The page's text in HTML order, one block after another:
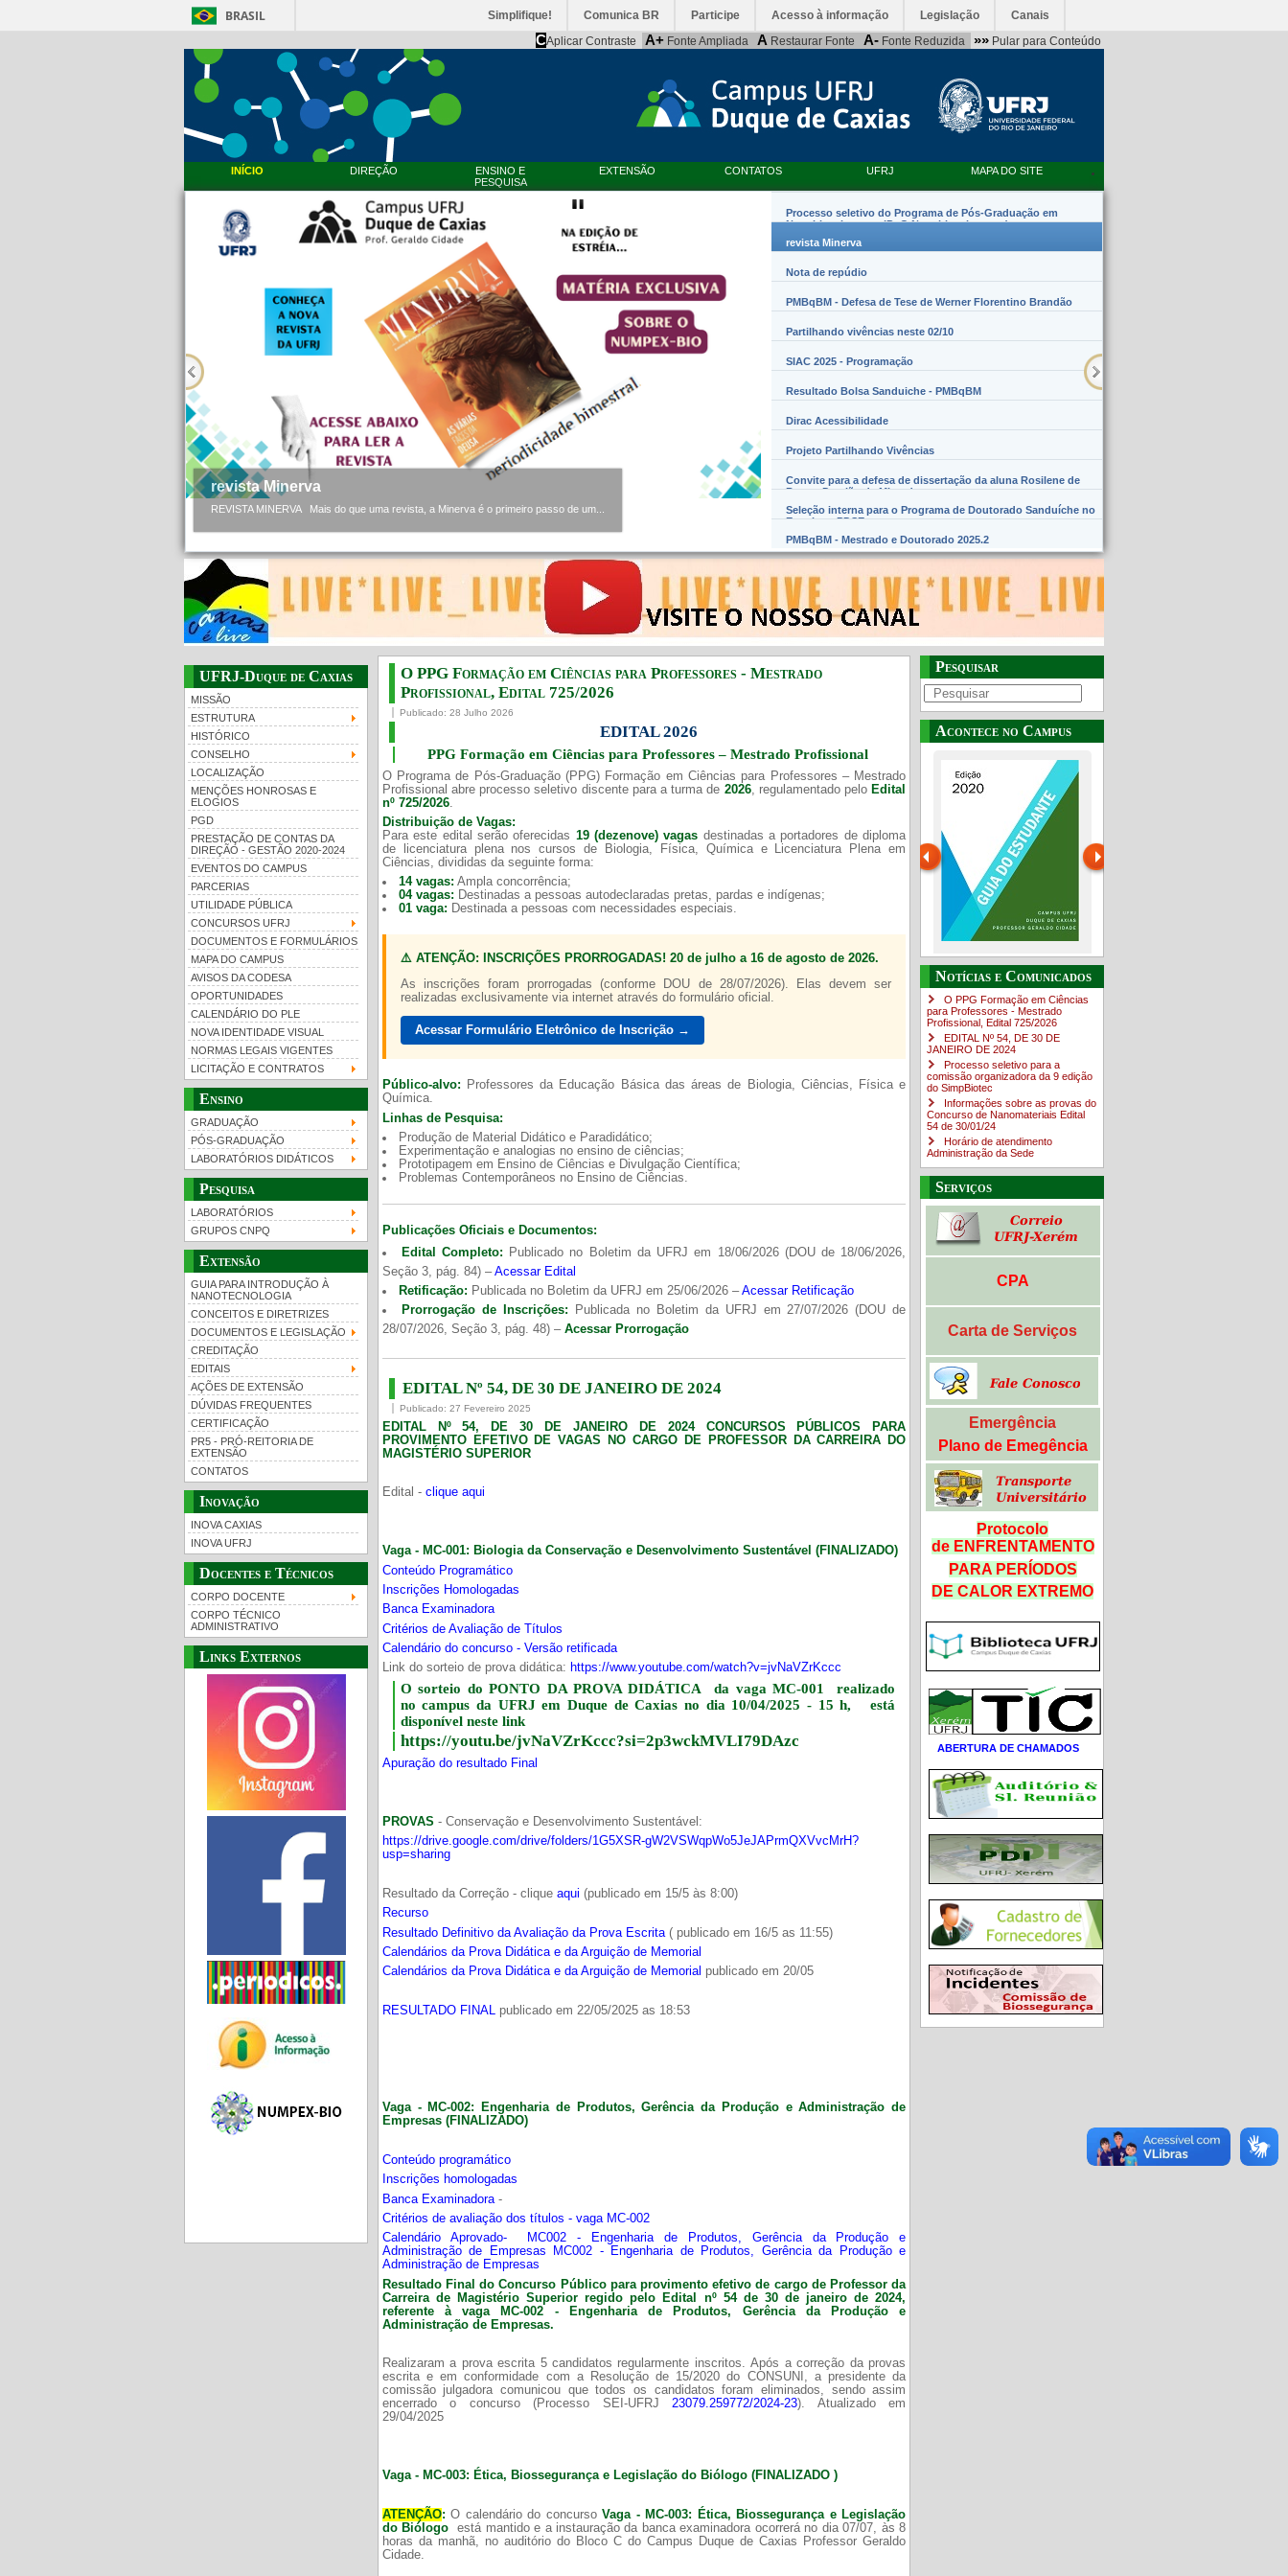
BRASIL Simplifique! Comunica BR Participe Acesso à informação Legislação Canais
CAplicar Contraste A+ Fonte Ampliada A Restaurar Fonte A- Fonte Reduzida »» Pular para Conteúdo
INÍCIO DIREÇÃO
ENSINO E
PESQUISA
EXTENSÃO CONTATOS UFRJ MAPA DO SITE
revista Minerva
REVISTA MINERVA Mais do que uma revista, a Minerva é o primeiro passo de um...
Processo seletivo do Programa de Pós-Graduação em
Nanobiossistemas (PpG Nanobiossistemas)
revista Minerva
Nota de repúdio
PMBqBM - Defesa de Tese de Werner Florentino Brandão
Partilhando vivências neste 02/10
SIAC 2025 - Programação
Resultado Bolsa Sanduiche - PMBqBM
Dirac Acessibilidade
Projeto Partilhando Vivências
Convite para a defesa de dissertação da aluna Rosilene de
Barros Damião de Miranda
Seleção interna para o Programa de Doutorado Sanduíche no
Exterior – PDSE
PMBqBM - Mestrado e Doutorado 2025.2
UFRJ-Duque de Caxias
MISSÃO
ESTRUTURA
HISTÓRICO
CONSELHO
LOCALIZAÇÃO
MENÇÕES HONROSAS E
ELOGIOS
PGD
PRESTAÇÃO DE CONTAS DA
DIREÇÃO - GESTÃO 2020-2024
EVENTOS DO CAMPUS
PARCERIAS
UTILIDADE PÚBLICA
CONCURSOS UFRJ
DOCUMENTOS E FORMULÁRIOS
MAPA DO CAMPUS
AVISOS DA CODESA
OPORTUNIDADES
CALENDÁRIO DO PLE
NOVA IDENTIDADE VISUAL
NORMAS LEGAIS VIGENTES
LICITAÇÃO E CONTRATOS
Ensino
GRADUAÇÃO
PÓS-GRADUAÇÃO
LABORATÓRIOS DIDÁTICOS
Pesquisa
LABORATÓRIOS
GRUPOS CNPQ
Extensão
GUIA PARA INTRODUÇÃO À
NANOTECNOLOGIA
CONCEITOS E DIRETRIZES
DOCUMENTOS E LEGISLAÇÃO
CREDITAÇÃO
EDITAIS
AÇÕES DE EXTENSÃO
DÚVIDAS FREQUENTES
CERTIFICAÇÃO
PR5 - PRÓ-REITORIA DE
EXTENSÃO
CONTATOS
Inovação
INOVA CAXIAS
INOVA UFRJ
Docentes e Técnicos
CORPO DOCENTE
CORPO TÉCNICO
ADMINISTRATIVO
Links Externos
O PPG Formação em Ciências para Professores - Mestrado
Profissional, Edital ​725/202​6
Publicado: 28 Julho 2026
EDITAL 2026
PPG Formação em Ciências para Professores – Mestrado Profissional
O Programa de Pós-Graduação (PPG) Formação em Ciências para Professores – Mestrado
Profissional abre processo seletivo discente para a turma de 2026, regulamentado pelo Edital
nº 725/2026.
Distribuição de Vagas:
Para este edital serão oferecidas 19 (dezenove) vagas destinadas a portadores de diploma
de licenciatura plena nos cursos de Biologia, Física, Química e Licenciatura Plena em
Ciências, divididas da seguinte forma:
14 vagas: Ampla concorrência;
04 vagas: Destinadas a pessoas autodeclaradas pretas, pardas e indígenas;
01 vaga: Destinada a pessoas com necessidades especiais.
⚠️ ATENÇÃO: INSCRIÇÕES PRORROGADAS! 20 de julho a 16 de agosto de 2026.
As inscrições foram prorrogadas (conforme DOU de 28/07/2026). Elas devem ser
realizadas exclusivamente via internet através do formulário oficial.
Acessar Formulário Eletrônico de Inscrição →
Público-alvo: Professores da Educação Básica das áreas de Biologia, Ciências, Física e
Química.
Linhas de Pesquisa:
Produção de Material Didático e Paradidático;
Experimentação e analogias no ensino de ciências;
Prototipagem em Ensino de Ciências e Divulgação Científica;
Problemas Contemporâneos no Ensino de Ciências.
Publicações Oficiais e Documentos:
Edital Completo: Publicado no Boletim da UFRJ em 18/06/2026 (DOU de 18/06/2026,
Seção 3, pág. 84) –Acessar Edital
Retificação: Publicada no Boletim da UFRJ em 25/06/2026 –Acessar Retificação
Prorrogação de Inscrições: Publicada no Boletim da UFRJ em 27/07/2026 (DOU de
28/07/2026, Seção 3, pág. 48) – Acessar Prorrogação
EDITAL Nº 54, DE 30 DE JANEIRO DE 2024
Publicado: 27 Fevereiro 2025
EDITAL Nº 54, DE 30 DE JANEIRO DE 2024 CONCURSOS PÚBLICOS PARA
PROVIMENTO EFETIVO DE VAGAS NO CARGO DE PROFESSOR DA CARREIRA DO
MAGISTÉRIO SUPERIOR
Edital - clique aqui
Vaga - MC-001: Biologia da Conservação e Desenvolvimento Sustentável (FINALIZADO)
Conteúdo Programático
Inscrições Homologadas
Banca Examinadora
Critérios de Avaliação de Títulos
Calendário do concurso - Versão retificada
Link do sorteio de prova didática: https://www.youtube.com/watch?v=jvNaVZrKccc
O sorteio do PONTO DA PROVA DIDÁTICA da vaga MC-001 realizado
no campus da UFRJ em Duque de Caxias no dia 10/04/2025 - 15 h, está
disponível neste link
https://youtu.be/jvNaVZrKccc?si=2p3wckMVLI79DAzc
Apuração do resultado Final
PROVAS - Conservação e Desenvolvimento Sustentável:
https://drive.google.com/drive/folders/1G5XSR-gW2VSWqpWo5JeJAPrmQXVvcMrH?
usp=sharing
Resultado da Correção - clique aqui (publicado em 15/5 às 8:00)
Recurso
Resultado Definitivo da Avaliação da Prova Escrita( publicado em 16/5 as 11:55)
Calendários da Prova Didática e da Arguição de Memorial
Calendários da Prova Didática e da Arguição de Memorial publicado em 20/05
RESULTADO FINAL publicado em 22/05/2025 as 18:53
Vaga - MC-002: Engenharia de Produtos, Gerência da Produção e Administração de
Empresas (FINALIZADO)
Conteúdo programático
Inscrições homologadas
Banca Examinadora -
Critérios de avaliação dos títulos - vaga MC-002
Calendário Aprovado- MC002 - Engenharia de Produtos, Gerência da Produção e
Administração de Empresas MC002 - Engenharia de Produtos, Gerência da Produção e
Administração de Empresas
Resultado Final do Concurso Público para provimento efetivo de cargo de Professor da
Carreira de
Magistério Superior regido pelo Edital nº 54 de 30 de janeiro de 2024,
referente à vaga MC-002 -
Engenharia de Produtos, Gerência da Produção e
Administração de Empresas.
Realizaram a prova escrita 5 candidatos regularmente inscritos. Após a correção da provas
escrita e em conformidade com a Resolução de 15/2020 do CONSUNI, a presidente da
comissão julgadora comunicou que todos os candidatos foram eliminados, sendo assim
encerrado o concurso (Processo SEI-UFRJ23079.259772/2024-23). Atualizado em
29/04/2025
Vaga - MC-003: Ética, Biossegurança e Legislação do Biólogo (FINALIZADO )
ATENÇÃO: O calendário do concursoVaga - MC-003: Ética, Biossegurança e Legislação
do Biólogo
está mantido e a instauração da banca examinadora ocorrerá no dia 07/07, às 8
horas da manhã, no auditório do Bloco C do Campus Duque de Caxias Professor Geraldo
Cidade.
Pesquisar
Acontece no Campus
Guia do estudante
https://www.youtube.com/channel/UC46BbEKCwNCdJvi4sNpOf3w
UFRJ 100 anos Notícias e Comunicados
O PPG Formação em Ciências
para Professores - Mestrado
Profissional, Edital ​725/202​6
EDITAL Nº 54, DE 30 DE
JANEIRO DE 2024
Processo seletivo para a
comissão organizadora da 9 edição
do SimpBiotec
Informações sobre as provas do
Concurso de Nanomateriais Edital
54 de 30/01/24
Horário de atendimento
Administração da Sede
Serviços
CPA
Carta de Serviços
Emergência
Plano de Emegência
Protocolo
de ENFRENTAMENTO
PARA PERÍODOS
DE CALOR EXTREMO
ABERTURA DE CHAMADOS